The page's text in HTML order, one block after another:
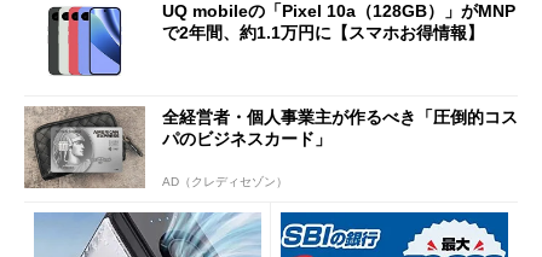
UQ mobileの「Pixel 10a（128GB）」がMNP
で2年間、約1.1万円に【スマホお得情報】
全経営者・個人事業主が作るべき「圧倒的コス
パのビジネスカード」
AD（クレディセゾン）